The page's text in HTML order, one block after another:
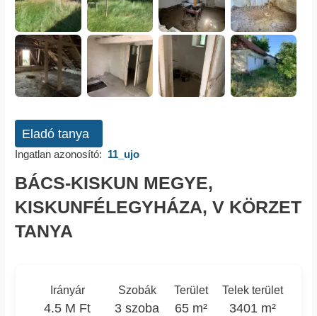
Eladó tanya
Ingatlan azonosító: 11_ujo
BÁCS-KISKUN MEGYE,
KISKUNFÉLEGYHÁZA, V KÖRZET
TANYA
Irányár
4.5 M Ft
Szobák
3 szoba
Terület
65 m²
Telek terület
3401 m²